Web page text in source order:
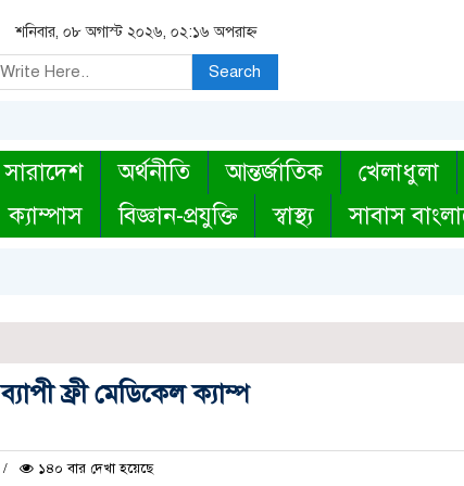
শনিবার, ০৮ অগাস্ট ২০২৬, ০২:১৬ অপরাহ্ন
Search
সারাদেশ অর্থনীতি আন্তর্জাতিক খেলাধুলা
ক্যাম্পাস বিজ্ঞান-প্রযুক্তি স্বাস্থ্য সাবাস
ফ্রী মেডিকেল ক্যাম্প
১৪০ বার দেখা হয়েছে